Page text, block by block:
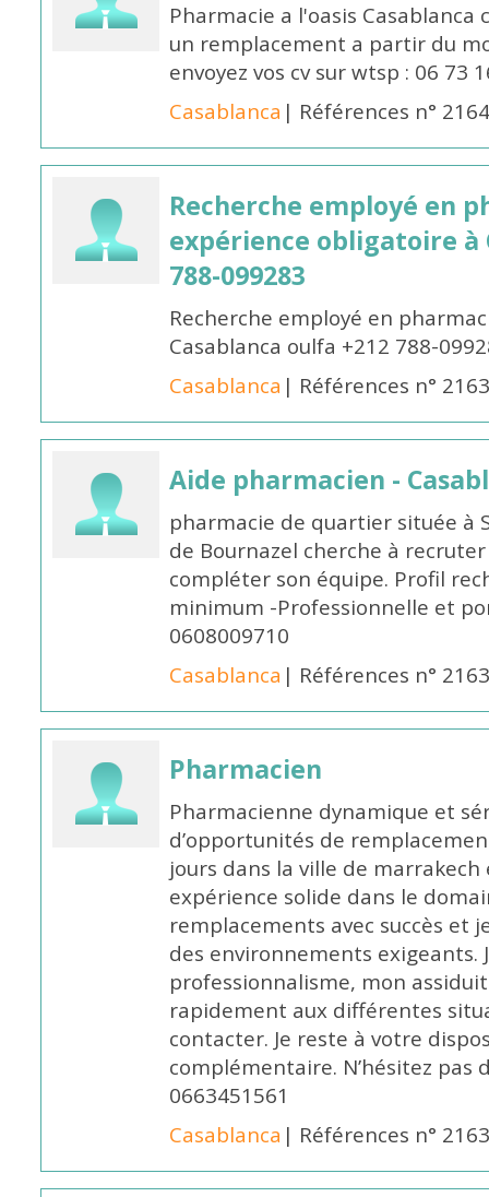
Pharmacie a l'oasis
un remplacement a partir du
envoyez vos cv sur wtsp : 06 73
Casablanca | Références n°
Recherche employé en
expérience obligatoire à
788-099283
Recherche employé en
Casablanca oulfa +212 788-
Casablanca | Références n°
Aide pharmacien -
pharmacie de quartier située à
de Bournazel cherche à
compléter son équipe. Profil
minimum -Professionnelle et
0608009710
Casablanca | Références n°
Pharmacien
Pharmacienne dynamique et
d’opportunités de
jours dans la ville de marrakech
expérience solide dans le
remplacements avec succès et
des environnements exigeants.
professionnalisme, mon
rapidement aux différentes
contacter. Je reste à votre
complémentaire. N’hésitez
0663451561
Casablanca | Références n°